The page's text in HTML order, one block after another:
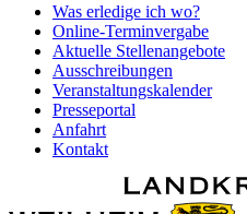
Was erledige ich wo?
Online-Terminvergabe
Aktuelle Stellenangebote
Ausschreibungen
Veranstaltungskalender
Presseportal
Anfahrt
Kontakt